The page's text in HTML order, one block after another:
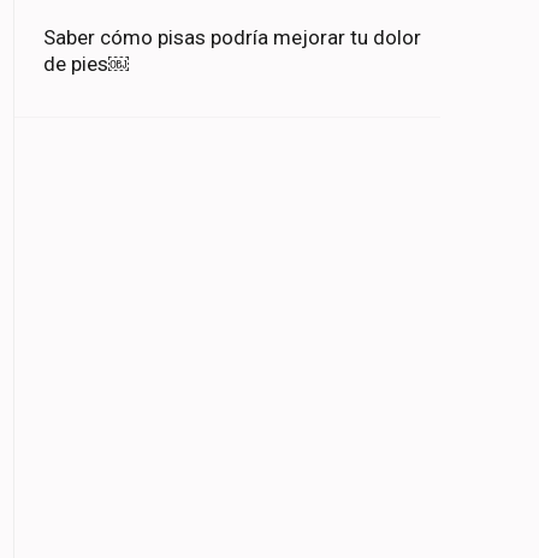
Saber cómo pisas podría mejorar tu dolor
de pies￼